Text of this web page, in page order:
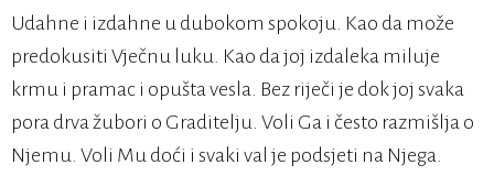
Udahne i izdahne u dubokom spokoju. Kao da može
predokusiti Vječnu luku. Kao da joj izdaleka miluje
krmu i pramac i opušta vesla. Bez riječi je dok joj svaka
pora drva žubori o Graditelju. Voli Ga i često razmišlja o
Njemu. Voli Mu doći i svaki val je podsjeti na Njega.